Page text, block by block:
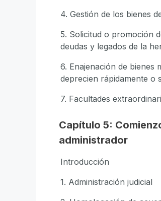
4. Gestión de los bienes
5. Solicitud o promoción
deudas y legados de la
6. Enajenación de bienes
deprecien rápidamente o
7. Facultades
Capítulo 5:
administrador
Introducción
1. Administración judicial